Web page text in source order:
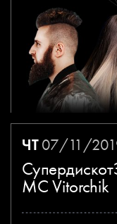
ЧТ07/11/
MC Vitorchik